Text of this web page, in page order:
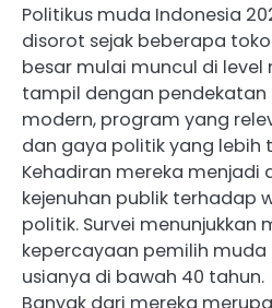
Politikus muda Indonesia
disorot sejak beberapa
besar mulai muncul di level
tampil dengan pendekatan
modern, program yang
dan gaya politik yang lebih
Kehadiran mereka menjadi
kejenuhan publik terhadap
politik. Survei menunjukkan
kepercayaan pemilih
usianya di bawah 40 tahun.
Banyak dari mereka